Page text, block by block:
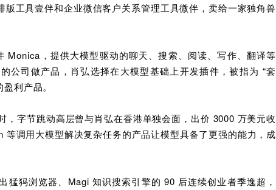
版工具壹伴和企业微信客户关系管理工具微伴，卖给一家独角兽
Monica，提供大模型驱动的聊天、搜索、阅读、写作、翻译等
公司做产品，肖弘选择在大模型基础上开发插件，被指为 “套
利产品。
，字节跳动高层曾与肖弘在香港单独会面，出价 3000 万美元收
调用大模型解决复杂任务的产品让模型具备了更强的能力，成
猛犸浏览器、Magi 知识搜索引擎的 90 后连续创业者季逸超，